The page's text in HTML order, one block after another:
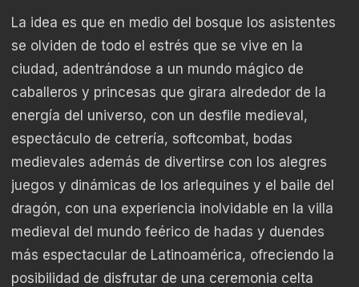
La idea es que en medio del bosque los asistentes
se olviden de todo el estrés que se vive en la
ciudad, adentrándose a un mundo mágico de
caballeros y princesas que girara alrededor de la
energía del universo, con un desfile medieval,
espectáculo de cetrería, softcombat, bodas
medievales además de divertirse con los alegres
juegos y dinámicas de los arlequines y el baile del
dragón, con una experiencia inolvidable en la villa
medieval del mundo feérico de hadas y duendes
más espectacular de Latinoamérica, ofreciendo la
posibilidad de disfrutar de una ceremonia celta